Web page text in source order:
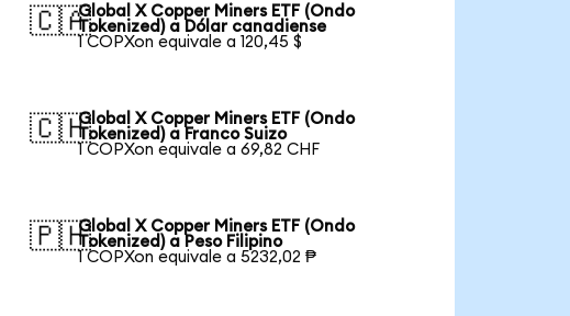
🇨🇦Global X Copper Miners ETF (Ondo
Tokenized) a Dólar canadiense
1 COPXon equivale a 120,45 $
🇨🇭Global X Copper Miners ETF (Ondo
Tokenized) a Franco Suizo
1 COPXon equivale a 69,82 CHF
🇵🇭Global X Copper Miners ETF (Ondo
Tokenized) a Peso Filipino
1 COPXon equivale a 5232,02 ₱